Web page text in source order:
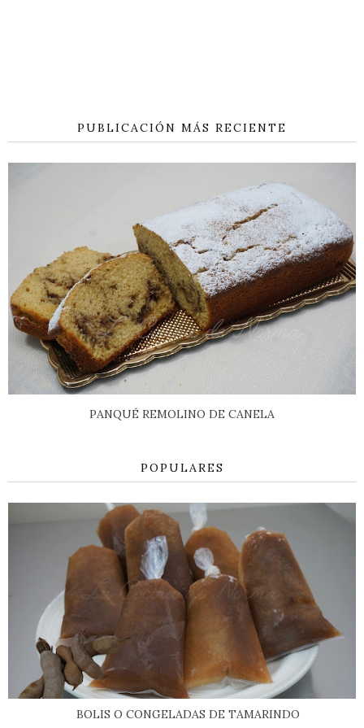
PUBLICACIÓN MÁS RECIENTE
PANQUÉ REMOLINO DE CANELA
POPULARES
BOLIS O CONGELADAS DE TAMARINDO